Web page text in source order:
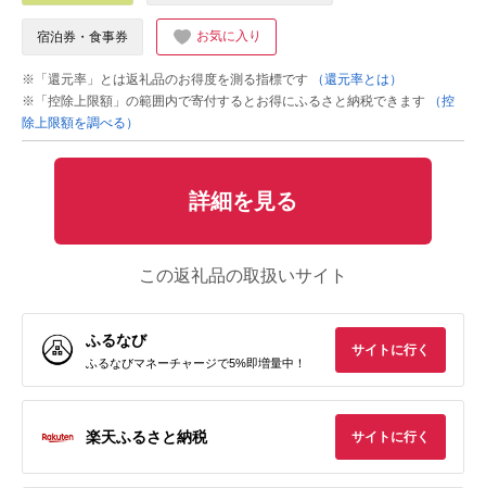
宿泊券・食事券 お気に入り
※「還元率」とは返礼品のお得度を測る指標です
（還元率とは）
※「控除上限額」の範囲内で寄付するとお得にふるさと納税できます
（控
除上限額を調べる）
詳細を見る
この返礼品の取扱いサイト
ふるなび
ふるなびマネーチャージで5%即増量中！
サイトに行く
楽天ふるさと納税 サイトに行く